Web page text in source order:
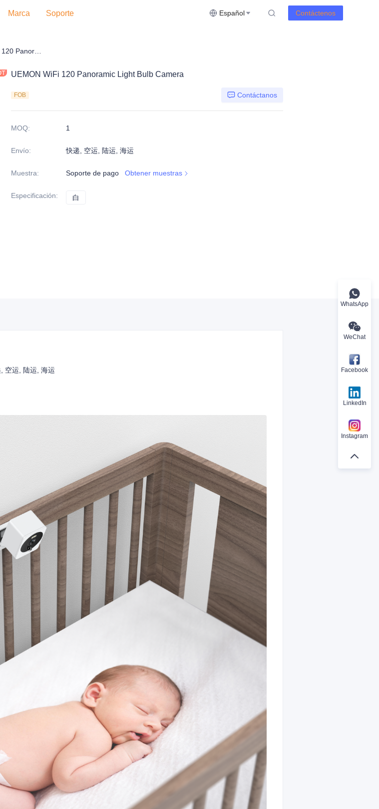
Marca Soporte Español Contáctenos
UEMON WiFi 120 Panoramic Light Bulb Camera
FOB Contáctanos
MOQ: 1
Envío: 快递, 空运, 陆运, 海运
Muestra: Soporte de pago Obtener muestras
Especificación: 白
空运, 陆运, 海运
WhatsApp
WeChat
Facebook
LinkedIn
Instagram